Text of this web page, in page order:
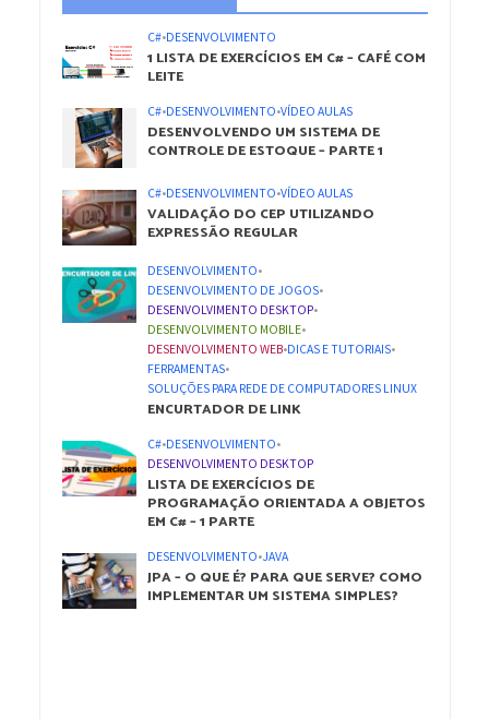
C#•DESENVOLVIMENTO
1 LISTA DE EXERCÍCIOS EM C# – CAFÉ COM
LEITE
C#•DESENVOLVIMENTO•VÍDEO AULAS
DESENVOLVENDO UM SISTEMA DE
CONTROLE DE ESTOQUE – PARTE 1
C#•DESENVOLVIMENTO•VÍDEO AULAS
VALIDAÇÃO DO CEP UTILIZANDO
EXPRESSÃO REGULAR
DESENVOLVIMENTO•
DESENVOLVIMENTO DE JOGOS•
DESENVOLVIMENTO DESKTOP•
DESENVOLVIMENTO MOBILE•
DESENVOLVIMENTO WEB•DICAS E TUTORIAIS•
FERRAMENTAS•
SOLUÇÕES PARA REDE DE COMPUTADORES LINUX
ENCURTADOR DE LINK
C#•DESENVOLVIMENTO•
DESENVOLVIMENTO DESKTOP
LISTA DE EXERCÍCIOS DE
PROGRAMAÇÃO ORIENTADA A OBJETOS
EM C# – 1 PARTE
DESENVOLVIMENTO•JAVA
JPA – O QUE É? PARA QUE SERVE? COMO
IMPLEMENTAR UM SISTEMA SIMPLES?